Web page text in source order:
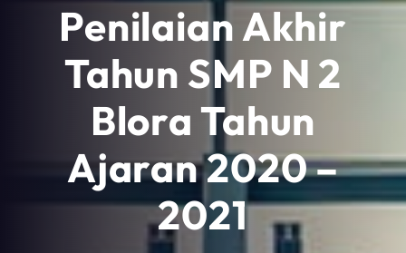
Penilaian Akhir
Tahun SMP N 2
Blora Tahun
Ajaran 2020 –
2021